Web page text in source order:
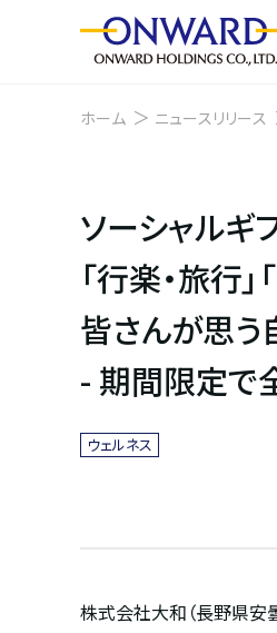
ホーム ニュースリリース
ソーシャルギ
「行楽・旅行
皆さんが思う
- 期間限定で
ウェルネス
株式会社大和（長野県安